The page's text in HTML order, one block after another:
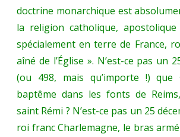
doctrine monarchique est
la religion catholique,
spécialement en terre de France,
aîné de l’Église ». N’est-ce pas un
(ou 498, mais qu’importe !) que
baptême dans les fonts de
saint Rémi ? N’est-ce pas un 25
roi franc Charlemagne, le bras